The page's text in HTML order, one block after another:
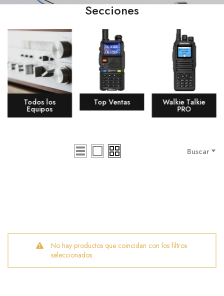
Secciones
Todos los
Equipos
Top Ventas Walkie Talkie
PRO
Buscar
No hay productos que coincidan con los filtros
seleccionados